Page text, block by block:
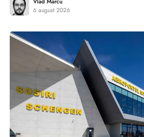
6 august 2026